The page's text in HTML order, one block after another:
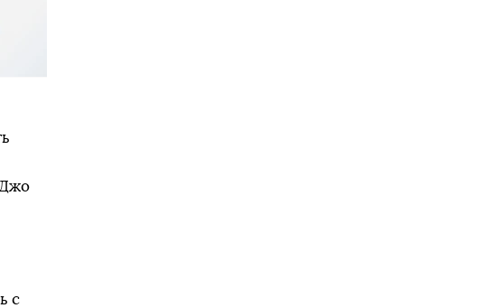
Джо
с